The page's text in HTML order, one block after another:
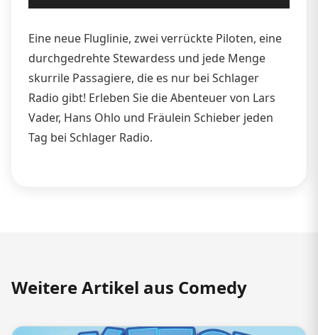
Player
Eine neue Fluglinie, zwei verrückte Piloten, eine
durchgedrehte Stewardess und jede Menge
skurrile Passagiere, die es nur bei Schlager
Radio gibt! Erleben Sie die Abenteuer von Lars
Vader, Hans Ohlo und Fräulein Schieber jeden
Tag bei Schlager Radio.
Weitere Artikel aus Comedy